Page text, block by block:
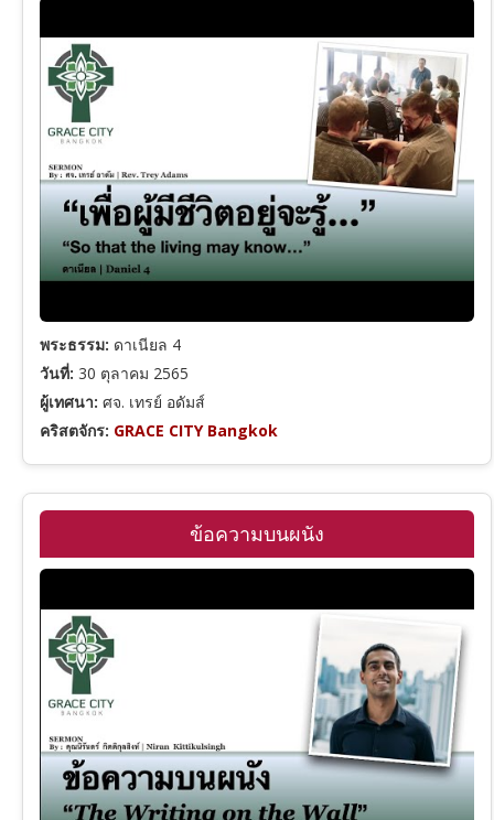
ยากอบ
1 เปโตร
2 เปโตร
2 ยอห์น
พระธรรม: ดาเนียล 4
วันที่: 30 ตุลาคม 2565
ผู้เทศนา: ศจ. เทรย์ อดัมส์
คริสตจักร: GRACE CITY Bangkok
ข้อความบนผนัง